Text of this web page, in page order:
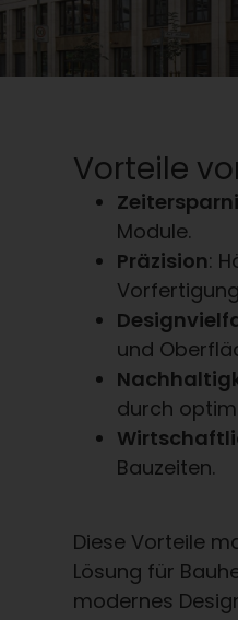
Vorteile
Module.
Präzision:
und
durch
Bauzeiten.
Diese Vorteile
Lösung für
modernes